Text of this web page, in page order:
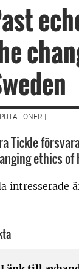
|
Tickle
ethics
intresserade